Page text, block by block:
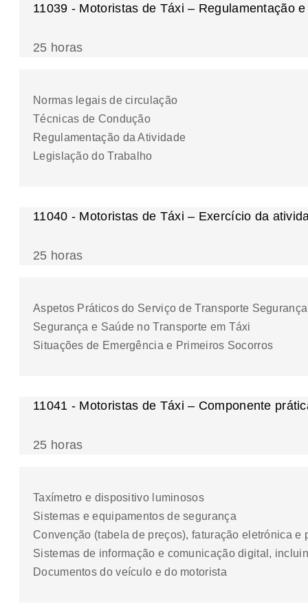
11039 - Motoristas de Táxi – Regulamentação
25 horas
Normas legais de circulação
Técnicas de Condução
Regulamentação da Atividade
Legislação do Trabalho
11040 - Motoristas de Táxi – Exercício da
25 horas
Aspetos Práticos do Serviço de Transporte
Segurança e Saúde no Transporte em Táxi
Situações de Emergência e Primeiros Socorros
11041 - Motoristas de Táxi – Componente
25 horas
Taxímetro e dispositivo luminosos
Sistemas e equipamentos de segurança
Convenção (tabela de preços), faturação eletrónica
Sistemas de informação e comunicação digital,
Documentos do veículo e do motorista